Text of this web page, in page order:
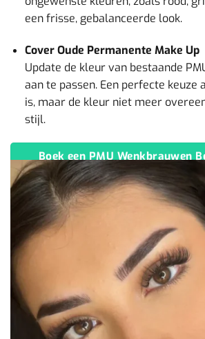
een frisse, gebalanceerde look.
Cover Oude Permanente Make Up
Update de kleur van bestaande
aan te passen. Een perfecte keuze
is, maar de kleur niet meer
stijl.
Boek een PMU Wenkbrauwen